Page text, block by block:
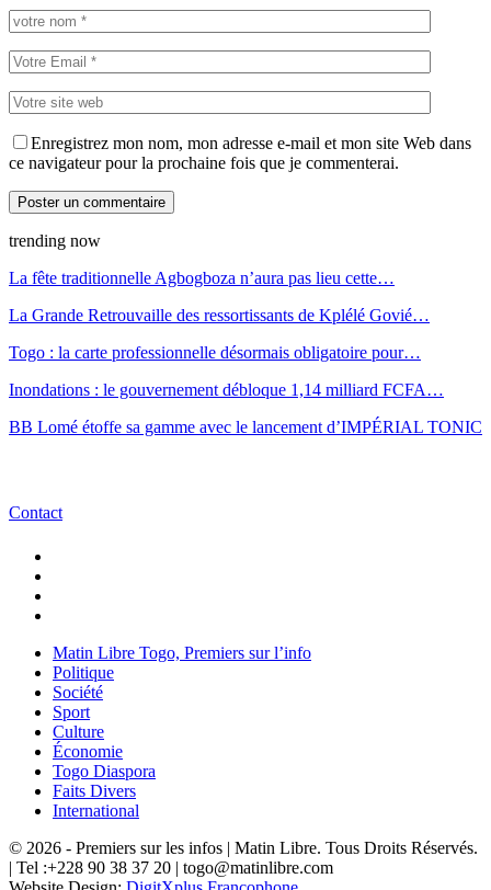
Enregistrez mon nom, mon adresse e-mail et mon site Web dans
ce navigateur pour la prochaine fois que je commenterai.
trending now
La fête traditionnelle Agbogboza n’aura pas lieu cette…
La Grande Retrouvaille des ressortissants de Kplélé Govié…
Togo : la carte professionnelle désormais obligatoire pour…
Inondations : le gouvernement débloque 1,14 milliard FCFA…
BB Lomé étoffe sa gamme avec le lancement d’IMPÉRIAL TONIC
Contact
Matin Libre Togo, Premiers sur l’info
Politique
Société
Sport
Culture
Économie
Togo Diaspora
Faits Divers
International
© 2026 - Premiers sur les infos | Matin Libre. Tous Droits Réservés.
| Tel :+228 90 38 37 20 | togo@matinlibre.com